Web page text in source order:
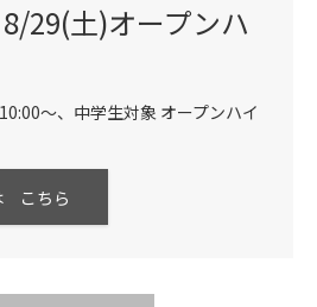
8/29(土)オープンハ
～、中学生対象 オープンハイ
こちら